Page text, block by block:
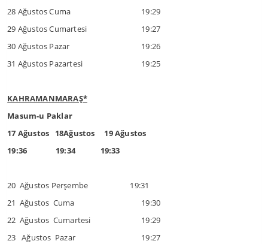
28 Ağustos Cuma
19:29
29 Ağustos Cumartesi
19:27
30 Ağustos Pazar
19:26
31 Ağustos Pazartesi
19:25
KAHRAMANMARAŞ*
Masum-u Paklar
17 Ağustos 18Ağustos 19 Ağustos
19:36 19:34 19:33
20 Ağustos Perşembe 19:31
21 Ağustos Cuma
19:30
22 Ağustos Cumartesi
19:29
23 Ağustos Pazar
19:27